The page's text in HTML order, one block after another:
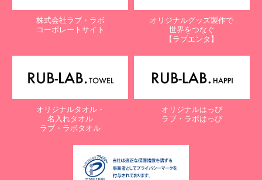
〒761-0323 香川県高松市亀田町90-1
株式会社ラブ・ラボ
電子メール：info@rub-lab.com
【認定個人情報保護団体の名称及び、苦情の解決の申出先】
一般財団法人日本情報経済社会推進協会
認定個人情報保護団体事務局
〒106-0032 東京都港区六本木一丁目9番9号 六本木ファースト
７. 個人情報の提供の任意性と提供されない場合に起こりうる影響
株式会社ラブ・ラボ
コーポレートサイト
オリジナルグッズ製作で
世界をつなぐ
【ラブエンタ】
オリジナルタオル・
名入れタオル
ラブ・ラボタオル
オリジナルはっぴ
ラブ・ラボはっぴ